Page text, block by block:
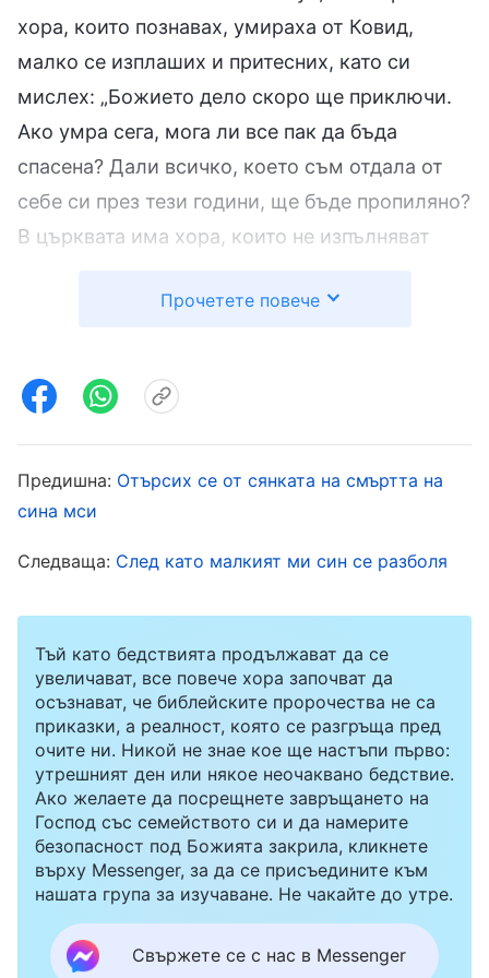
хора, които познавах, умираха от Ковид,
малко се изплаших и притесних, като си
мислех: „Божието дело скоро ще приключи.
Ако умра сега, мога ли все пак да бъда
спасена? Дали всичко, което съм отдала от
себе си през тези години, ще бъде пропиляно?
В църквата има хора, които не изпълняват
заразили? В същото време, аз се отказах от
изпълнявах дълга си, като изтърпях много и
платих доста висока цена. Защо Бог не ме е
защитил?“. Като си мислех за това, не можех
да не се почувствам потисната. Въпреки че не
казах нищо и продължих да изпълнявам
дълга си, сърцето ми беше изгубило
да плащам цена за дълга си. Когато водачът
ми каза, че ще ме постави начело на
евангелската работа в няколко други църкви,
аз бях малко недоволна от това. Смятах, че е
по-важно да се поддържам в добро здраве.
Ако трябваше да се тревожа за твърде много
неща, тялото ми нямаше да може да го
понесе. Освен това все още не се бях
възстановила напълно от последния си
пристъп с Ковид. Ако се заразях отново,
можеше наистина да не успея да се справя.
Прочетете повече
Предишна: Отърсих се от сянката на смъртта на
сина мси
Следваща: След като малкият ми син се разболя
Тъй като бедствията продължават да се
увеличават, все повече хора започват да
осъзнават, че библейските пророчества не са
приказки, а реалност, която се разгръща пред
очите ни. Никой не знае кое ще настъпи първо:
утрешният ден или някое неочаквано бедствие.
Ако желаете да посрещнете завръщането на
Господ със семейството си и да намерите
безопасност под Божията закрила, кликнете
върху Messenger, за да се присъедините към
нашата група за изучаване. Не чакайте до утре.
Свържете се с нас в Messenger